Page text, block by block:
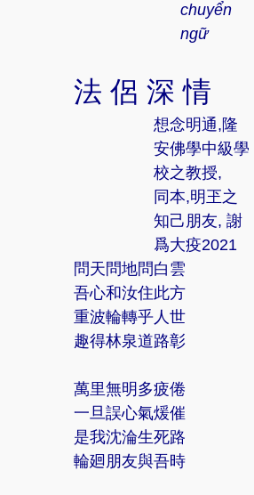
chuyển
ngữ
法 侶 深 情
想念明通,隆
安佛學中級學
校之教授,
同本,明玊之
知己朋友, 謝
爲大疫2021
問天問地問白雲
吾心和汝住此方
重波輪轉乎人世
趣得林泉道路彰
萬里無明多疲倦
一旦誤心氣煖催
是我沈淪生死路
輪廻朋友與吾時